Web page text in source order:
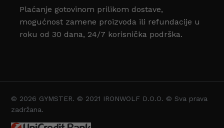
Svega: 0,00
Plaćanje gotovinom prilikom dostave,
mogućnost zamene proizvoda ili refundacije u
roku od 30 dana, 24/7 korisnička podrška.
© 2026 GYMSTER. © 2021 IRONWOLF D.O.O. © Sva prava
zadržana.